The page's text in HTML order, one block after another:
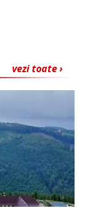
vezi toate ›